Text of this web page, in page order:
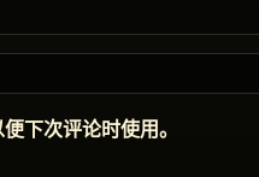
下次评论时使用。